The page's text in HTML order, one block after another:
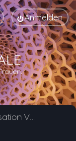
Anmelden
Sterilisation Vor und Nachteile